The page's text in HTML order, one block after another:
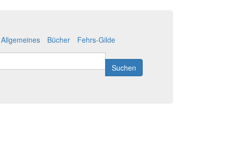
Allgemeines Bücher Fehrs-Gilde
Suchen